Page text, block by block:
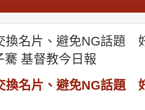
換名片、避免NG話題
騫 基督教今日報
換名片、避免NG話題